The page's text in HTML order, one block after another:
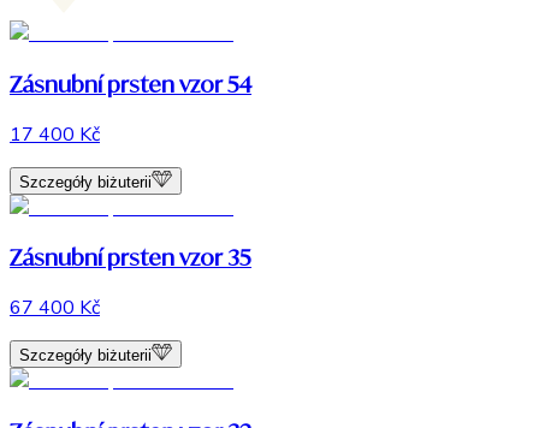
Zásnubní prsten vzor 54
17 400 Kč
Szczegóły biżuterii
Zásnubní prsten vzor 35
67 400 Kč
Szczegóły biżuterii